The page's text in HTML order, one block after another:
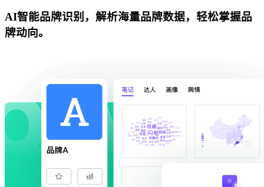
AI智能品牌识别，解析海量品牌数据，轻松掌握品
牌动向。